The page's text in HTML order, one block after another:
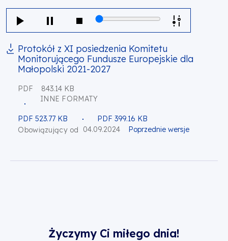
Protokół z XI posiedzenia Komitetu
Monitorującego Fundusze Europejskie dla
Małopolski 2021-2027
PDF
843.14 KB
INNE FORMATY
PDF 523.77 KB
PDF 399.16 KB
Obowiązujący od
04.09.2024 Poprzednie wersje
Życzymy Ci miłego dnia!